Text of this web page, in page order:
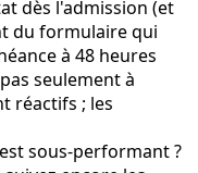
dès l'admission (et
du formulaire qui
à 48 heures
seulement à
réactifs ; les
sous-performant ?